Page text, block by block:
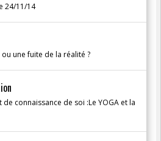
24/11/14
une fuite de la réalité ?
connaissance de soi :Le YOGA et la